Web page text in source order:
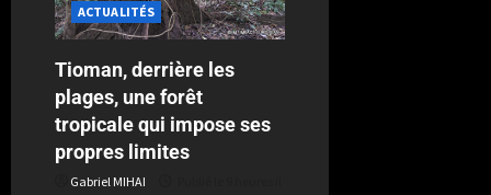
ACTUALITÉS
Tioman, derrière les
plages, une forêt
tropicale qui impose ses
propres limites
Gabriel MIHAI